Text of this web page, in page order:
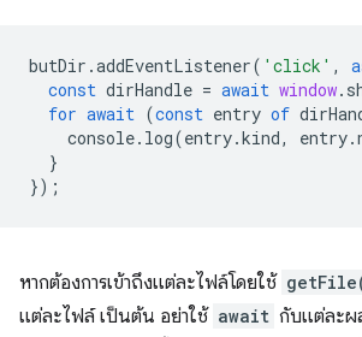
butDir .addEventListener( 'click' ,
const dirHandle = await window.
for await (const entry of
console. log(entry.kind, entry.
}
});
หากต้องการเข้าถึงแต่ละไฟล์โดยใช้
แต่ละไฟล์ เป็นต้น อย่าใช้ await กับแต่ละผ